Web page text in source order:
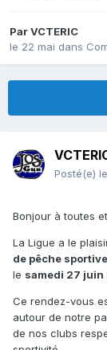
ParVCTERIC
le 22 mai dans
Posté(e)
Bonjour à toutes
La Ligue a le
de pêche
le samedi 27 juin
Ce rendez-vous
autour de notre
de nos clubs